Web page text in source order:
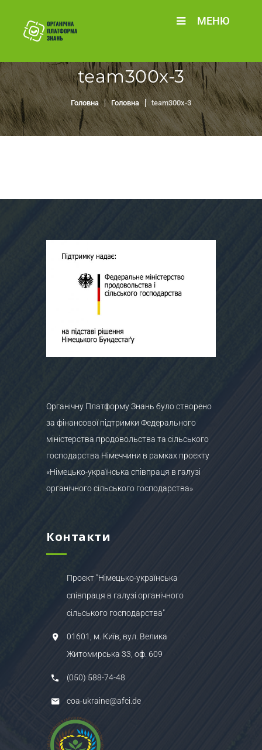
МЕНЮ
team300x-3
Головна Головна team300x-3
Органічну Платформу Знань було створено
за фінансової підтримки Федерального
міністерства продовольства та сільського
господарства Німеччини в рамках проєкту
«Німецько-українська співпраця в галузі
органічного сільського господарства»
Контакти
Проєкт "Німецько-українська
співпраця в галузі органічного
сільського господарства"
01601, м. Київ, вул. Велика
Житомирська 33, оф. 609
(050) 588-74-48
coa-ukraine@afci.de